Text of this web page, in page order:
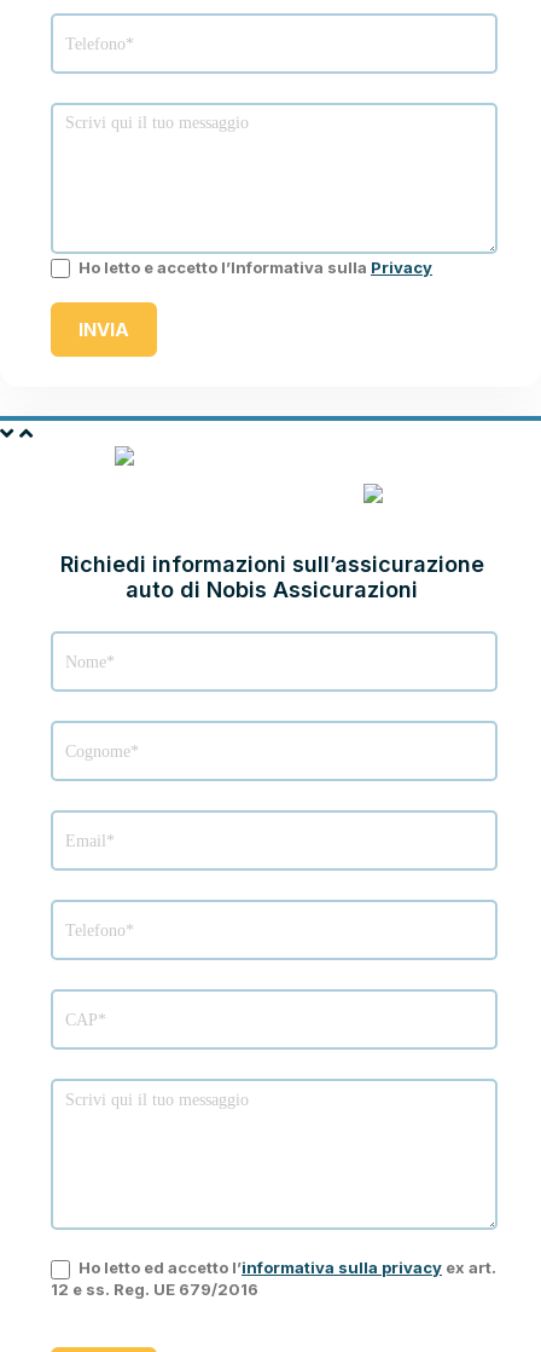
Ho letto e accetto l’Informativa sulla Privacy
INVIA
Richiedi informazioni sull’assicurazione
auto di Nobis Assicurazioni
info
Nobis
Assicurazioni
Ho letto ed accetto l’informativa sulla privacy ex art.
12 e ss. Reg. UE 679/2016